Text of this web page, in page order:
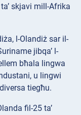
skjavi mill-Afrika
l-Olandiż sar il-
jibqa’ l-
bħala lingwa
u lingwi
tiegħu.
fil-25 ta’